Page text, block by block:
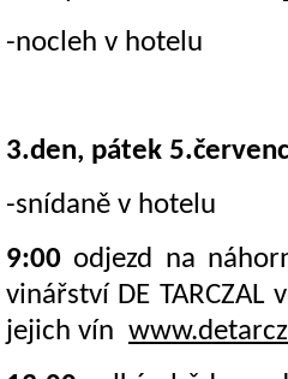
-nocleh v hotelu
3.den, pátek
-snídaně v hotelu
9:00 odjezd na
vinářství DE
jejich vín